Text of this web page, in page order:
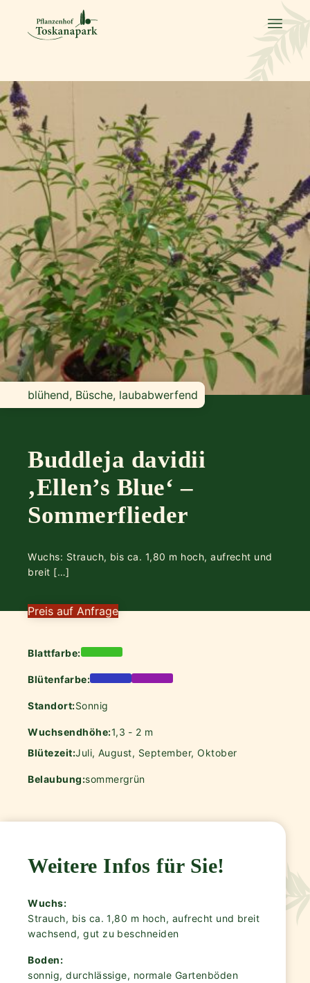
blühend, Büsche, laubabwerfend
Buddleja davidii
‚Ellen’s Blue‘ –
Sommerflieder
Wuchs: Strauch, bis ca. 1,80 m hoch, aufrecht und
breit […]
Preis auf Anfrage
Blattfarbe:
Blütenfarbe:
Standort:Sonnig
Wuchsendhöhe:1,3 - 2 m
Blütezeit:Juli, August, September, Oktober
Belaubung:sommergrün
Weitere Infos für Sie!
Wuchs:
Strauch, bis ca. 1,80 m hoch, aufrecht und breit
wachsend, gut zu beschneiden
Boden:
sonnig, durchlässige, normale Gartenböden